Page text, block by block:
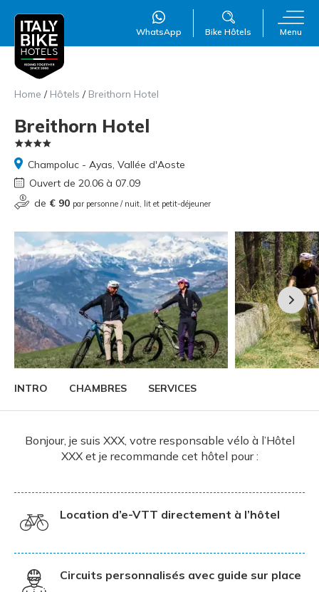
Menu
Bike Hôtels
WhatsApp
Home / Hôtels / Breithorn Hotel
Breithorn Hotel
Champoluc - Ayas, Vallée d'Aoste
Ouvert de 20.06 à 07.09
de € 90 par personne / nuit, lit et petit-déjeuner
INTRO CHAMBRES SERVICES
Bonjour, je suis XXX, votre responsable vélo à l’Hôtel
XXX et je recommande cet hôtel pour :
Location d’e-VTT directement à l’hôtel
Circuits personnalisés avec guide sur place
WillAI